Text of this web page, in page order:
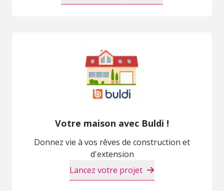
Votre maison avec Buldi !
Donnez vie à vos rêves de construction et
d'extension
Lancez votre projet